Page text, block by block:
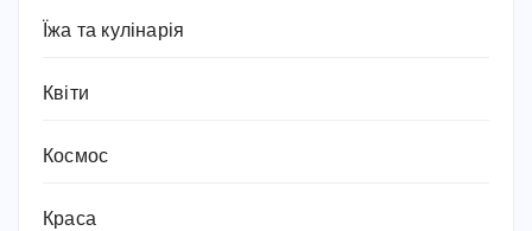
Їжа та кулінарія
Квіти
Космос
Краса